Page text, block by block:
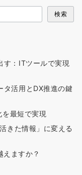
検索
す：ITツールで実現
タ活用とDX推進の鍵
最短で実現
きた情報」に変える
ますか？